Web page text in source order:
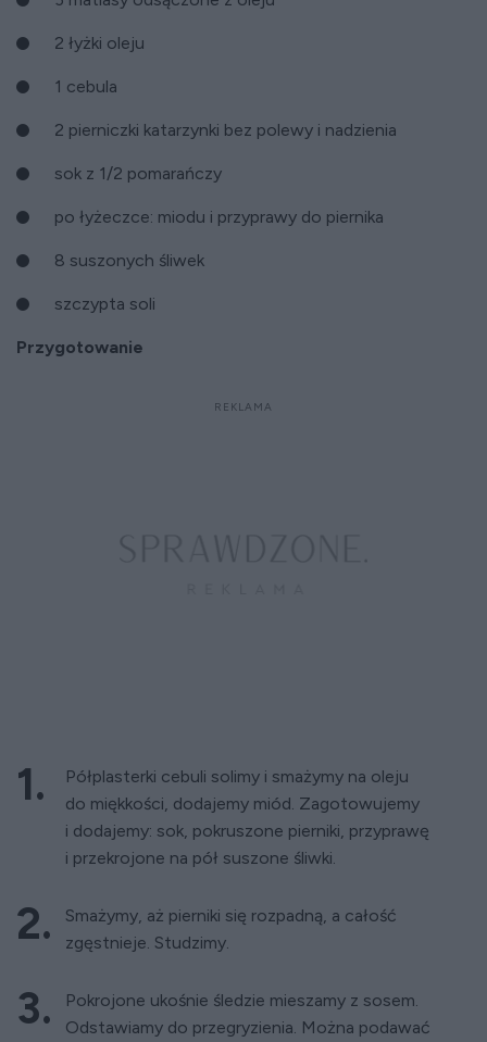
2 łyżki oleju
1 cebula
2 pierniczki katarzynki bez polewy i nadzienia
sok z 1/2 pomarańczy
po łyżeczce: miodu i przyprawy do piernika
8 suszonych śliwek
szczypta soli
Przygotowanie
Półplasterki cebuli solimy i smażymy na oleju
do miękkości, dodajemy miód. Zagotowujemy
i dodajemy: sok, pokruszone pierniki, przyprawę
i przekrojone na pół suszone śliwki.
Smażymy, aż pierniki się rozpadną, a całość
zgęstnieje. Studzimy.
Pokrojone ukośnie śledzie mieszamy z sosem.
Odstawiamy do przegryzienia. Można podawać